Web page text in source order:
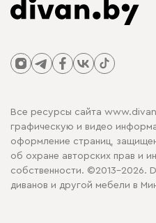
Все ресурсы сайта
графическую и видео
оформление страниц,
об охране авторских прав и
собственности. ©2013-2026.
диванов и другой мебели в